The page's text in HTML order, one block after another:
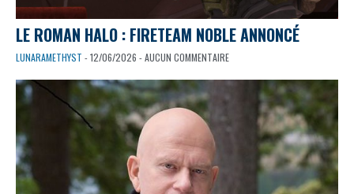
LE ROMAN HALO : FIRETEAM NOBLE ANNONCÉ
LUNARAMETHYST - 12/06/2026 - AUCUN COMMENTAIRE